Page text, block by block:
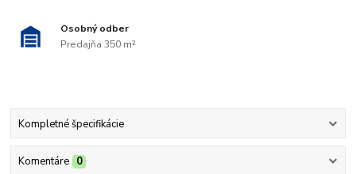
Osobný odber
Predajňa 350 m²
Kompletné špecifikácie
Komentáre 0